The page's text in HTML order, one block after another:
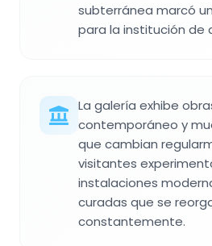
subterránea marcó
para la institución de
La galería exhibe
contemporáneo y
que cambian
visitantes
instalaciones
curadas que se
constantemente.